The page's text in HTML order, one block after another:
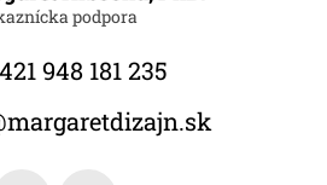
948 181 235
margaretdizajn.sk